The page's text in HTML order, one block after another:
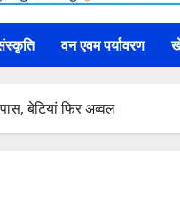
वन एवम पर्यावरण
बेटियां फिर अव्वल